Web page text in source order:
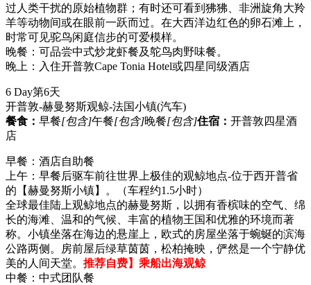
过人类干扰的原始植物群；有时还可看到狒狒、非洲旋角大羚
羊等动物间或在眼前一跃而过。在大西洋边红色的卵石滩上，
时常可见驼鸟闲庭信步的可爱模样。
晚餐：可品尝中式炒龙虾餐及鸵鸟肉野味餐。
晚上：入住开普敦Cape Tonia Hotel或四星同级酒店
6 Day第6天
开普敦-赫曼努斯观鲸-法国小镇(汽车)
餐食： 早餐[包含]午餐[包含]晚餐[包含]住宿： 开普敦四星酒
店
早餐：酒店自助餐
上午：早餐后驱车前往世界上极佳的观鲸地点-位于西开普省
的【赫曼努斯小镇】。（车程约1.5小时）
全球最佳陆上观鲸地点的赫曼努斯，以拥有香槟味的空气、绵
长的海滩、温和的气候、丰富的植物王国和优雅的环境而著
称。小镇坐落在海边的悬崖上，欧式的房屋坐落于蜿蜒的滨海
公路两侧。房前屋后绿草茵茵，松柏掩映，俨然是一个宁静优
美的人间天堂。 推荐自费】乘船出海观鲸
中餐：中式团队餐